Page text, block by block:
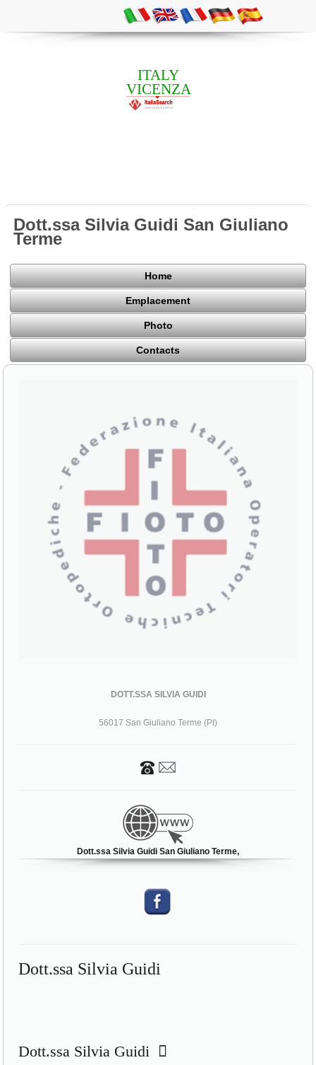
ITALY
VICENZA
Dott.ssa Silvia Guidi San Giuliano
Terme
Home
Emplacement
Photo
Contacts
DOTT.SSA SILVIA GUIDI
56017 San Giuliano Terme (PI)
Dott.ssa Silvia Guidi San Giuliano Terme,
Dott.ssa Silvia Guidi
Dott.ssa Silvia Guidi